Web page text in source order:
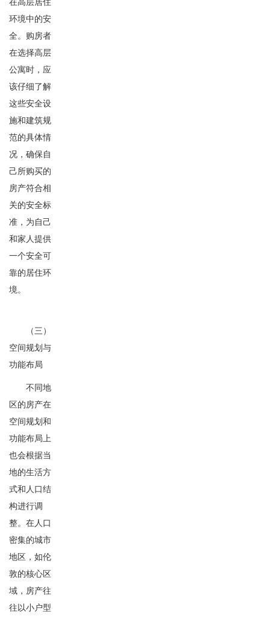
环境中的安
全。购房者
在选择高层
公寓时，应
该仔细了解
这些安全设
施和建筑规
范的具体情
况，确保自
己所购买的
房产符合相
关的安全标
准，为自己
和家人提供
一个安全可
靠的居住环
境。
（三）
空间规划与
功能布局
不同地
区的房产在
空间规划和
功能布局上
也会根据当
地的生活方
式和人口结
构进行调
整。在人口
密集的城市
地区，如伦
敦的核心区
域，房产往
往以小户型